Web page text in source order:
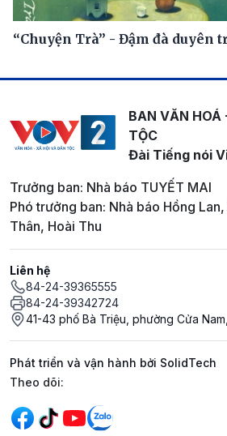
“Chuyện Trà” - Đậm đà duyên
BAN VĂN HOÁ
TỘC
Đài Tiếng nói
Trưởng ban: Nhà báo TUYẾT MAI
Phó trưởng ban: Nhà báo Hồng
Thân, Hoài Thu
Liên hệ
84-24-39365555
84-24-39342724
41-43 phố Bà Triệu, phường Cửa
Phát triển và vận hành bởi SolidTech
Mạng xã hội
Theo dõi: